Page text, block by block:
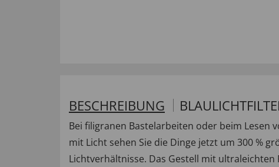
BESCHREIBUNG
Bei filigranen Bastelarbeiten oder beim Lesen
mit Licht sehen Sie die Dinge jetzt um 300 %
Lichtverhältnisse. Das Gestell mit